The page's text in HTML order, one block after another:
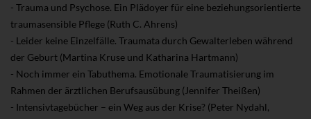
- Trauma und Psychose. Ein Plädoyer für eine beziehungsorientierte
traumasensible Pflege (Ruth C. Ahrens)
- Leider keine Einzelfälle. Traumata durch Gewalterleben während
der Geburt (Martina Kruse und Katharina Hartmann)
- Noch immer ein Tabuthema. Emotionale Traumatisierung im
Rahmen der ärztlichen Berufsausübung (Jennifer Theißen)
- Intensivtagebücher – ein Weg aus der Krise? (Peter Nydahl,